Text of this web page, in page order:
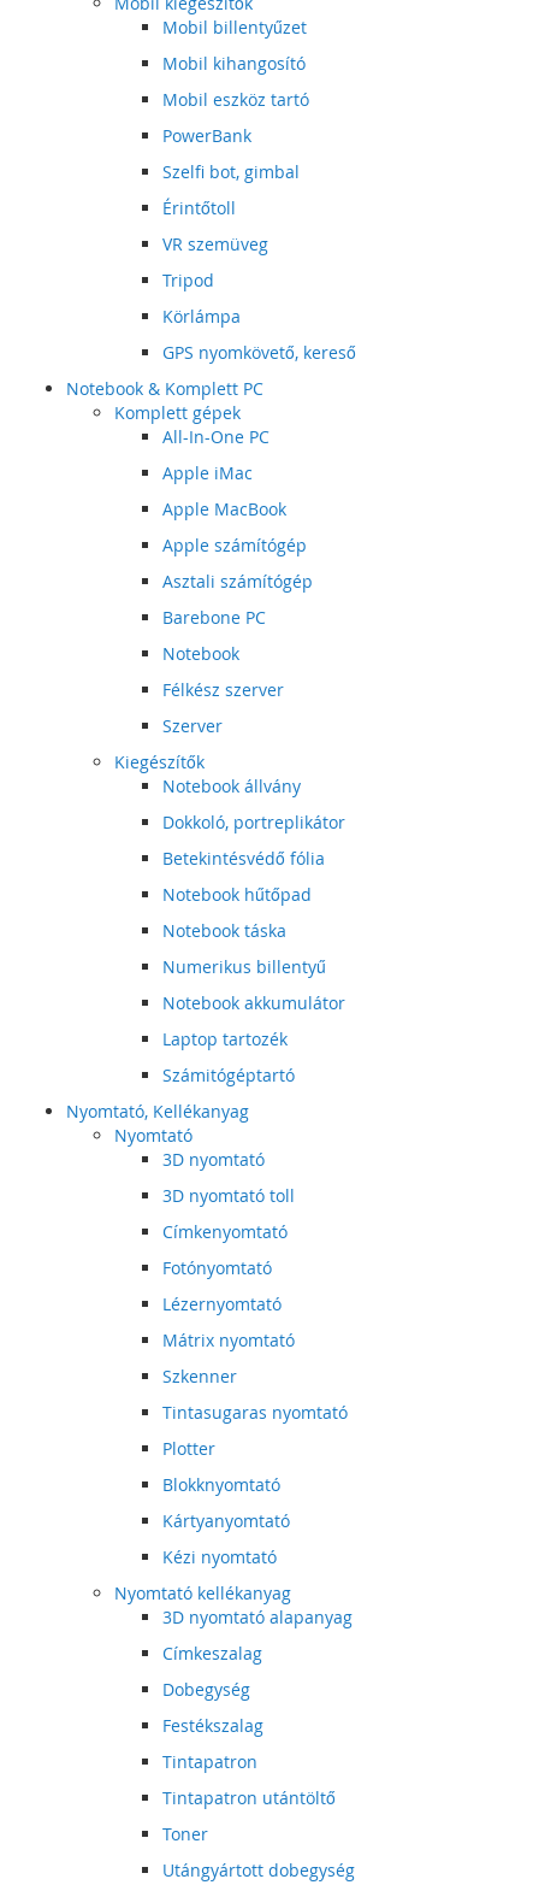
Mobil billentyűzet
Mobil kihangosító
Mobil eszköz tartó
PowerBank
Szelfi bot, gimbal
Érintőtoll
VR szemüveg
Tripod
Körlámpa
GPS nyomkövető, kereső
Notebook & Komplett PC
Komplett gépek
All-In-One PC
Apple iMac
Apple MacBook
Apple számítógép
Asztali számítógép
Barebone PC
Notebook
Félkész szerver
Szerver
Kiegészítők
Notebook állvány
Dokkoló, portreplikátor
Betekintésvédő fólia
Notebook hűtőpad
Notebook táska
Numerikus billentyű
Notebook akkumulátor
Laptop tartozék
Számitógéptartó
Nyomtató, Kellékanyag
Nyomtató
3D nyomtató
3D nyomtató toll
Címkenyomtató
Fotónyomtató
Lézernyomtató
Mátrix nyomtató
Szkenner
Tintasugaras nyomtató
Plotter
Blokknyomtató
Kártyanyomtató
Kézi nyomtató
Nyomtató kellékanyag
3D nyomtató alapanyag
Címkeszalag
Dobegység
Festékszalag
Tintapatron
Tintapatron utántöltő
Toner
Utángyártott dobegység